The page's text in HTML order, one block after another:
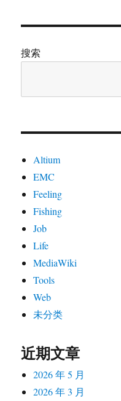
搜索
Altium
EMC
Feeling
Fishing
Job
Life
MediaWiki
Tools
Web
未分类
近期文章
2026 年 5 月
2026 年 3 月